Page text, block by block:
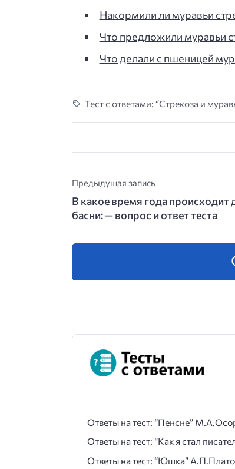
Накормили ли муравьи
Что предложили муравьи
Что делали с пшеницей
Тест с ответами: “Стрекоза и
Предыдущая запись
В какое время года происходит
басни: — вопрос и ответ теста
Ответы на тест: “Пенсне”
Ответы на тест: “Как я стал
Ответы на тест: “Юшка”